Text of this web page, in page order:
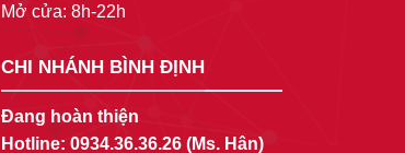
Mở cửa: 8h-22h
CHI NHÁNH BÌNH ĐỊNH
Đang hoàn thiện
Hotline: 0934.36.36.26(Ms. Hân)